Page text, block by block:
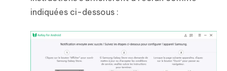
indiquées ci-dessous :